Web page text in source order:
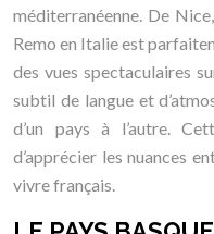
méditerranéenne. De
Remo en Italie est
des vues spectaculaires
subtil de langue et
d’un pays à l’autre.
d’apprécier les nuances
vivre français.